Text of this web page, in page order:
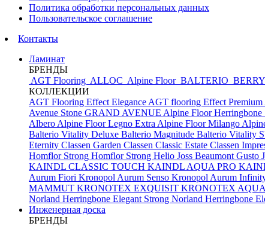
Политика обработки персональных данных
Пользовательское соглашение
Контакты
Ламинат
БРЕНДЫ
AGT Flooring ALLOC Alpine Floor BALTERIO
КОЛЛЕКЦИИ
AGT Flooring Effect Elegance AGT flooring Effect Premium
Avenue Stone GRAND AVENUE Alpine Floor Herringbone
Albero Alpine Floor Legno Extra Alpine Floor Milango
Balterio Vitality Deluxe Balterio Magnitude Balterio Vitality
Eternity Classen Garden Classen Classic Estate Classen
Homflor Strong Homflor Strong Helio Joss Beaumont Gusto
KAINDL CLASSIC TOUCH KAINDL AQUA PRO
Aurum Fiori Kronopol Aurum Senso Kronopol Aurum
MAMMUT KRONOTEX EXQUISIT KRONOTEX
Norland Herringbone Elegant Strong Norland Herringbone
Инженерная доска
БРЕНДЫ